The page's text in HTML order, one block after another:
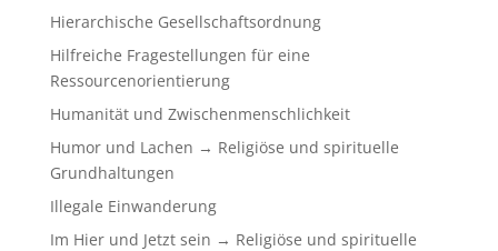
Hierarchische Gesellschaftsordnung
Hilfreiche Fragestellungen für eine
Ressourcenorientierung
Humanität und Zwischenmenschlichkeit
Humor und Lachen → Religiöse und spirituelle
Grundhaltungen
Illegale Einwanderung
Im Hier und Jetzt sein → Religiöse und spirituelle